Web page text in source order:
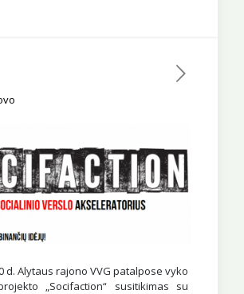
d. Alytaus rajono VVG patalpose vyko
„Socifaction“ susitikimas su